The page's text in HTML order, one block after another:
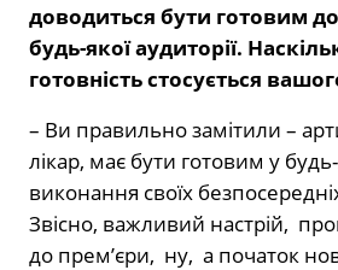
доводиться бути готовим
будь-якої аудиторії.
готовність стосується
– Ви правильно замітили –
лікар, має бути готовим у
виконання своїх
Звісно, важливий настрій,
до прем’єри, ну, а початок